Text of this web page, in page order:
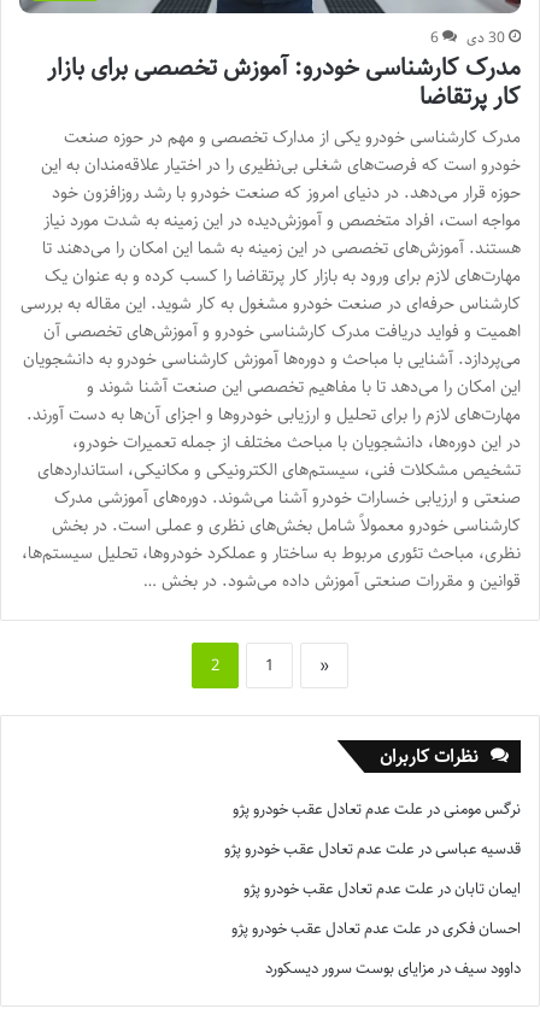
30 دی 6
مدرک کارشناسی خودرو: آموزش تخصصی برای بازار
کار پرتقاضا
مدرک کارشناسی خودرو یکی از مدارک تخصصی و مهم در حوزه صنعت
خودرو است که فرصت‌های شغلی بی‌نظیری را در اختیار علاقه‌مندان به این
حوزه قرار می‌دهد. در دنیای امروز که صنعت خودرو با رشد روزافزون خود
مواجه است، افراد متخصص و آموزش‌دیده در این زمینه به شدت مورد نیاز
هستند. آموزش‌های تخصصی در این زمینه به شما این امکان را می‌دهند تا
مهارت‌های لازم برای ورود به بازار کار پرتقاضا را کسب کرده و به عنوان یک
کارشناس حرفه‌ای در صنعت خودرو مشغول به کار شوید. این مقاله به بررسی
اهمیت و فواید دریافت مدرک کارشناسی خودرو و آموزش‌های تخصصی آن
می‌پردازد. آشنایی با مباحث و دوره‌ها آموزش کارشناسی خودرو به دانشجویان
این امکان را می‌دهد تا با مفاهیم تخصصی این صنعت آشنا شوند و
مهارت‌های لازم را برای تحلیل و ارزیابی خودروها و اجزای آن‌ها به دست آورند.
در این دوره‌ها، دانشجویان با مباحث مختلف از جمله تعمیرات خودرو،
تشخیص مشکلات فنی، سیستم‌های الکترونیکی و مکانیکی، استانداردهای
صنعتی و ارزیابی خسارات خودرو آشنا می‌شوند. دوره‌های آموزشی مدرک
کارشناسی خودرو معمولاً شامل بخش‌های نظری و عملی است. در بخش
نظری، مباحث تئوری مربوط به ساختار و عملکرد خودروها، تحلیل سیستم‌ها،
قوانین و مقررات صنعتی آموزش داده می‌شود. در بخش …
«
1
2
نظرات کاربران
نرگس مومنیدر علت عدم تعادل عقب خودرو پژو
قدسیه عباسیدر علت عدم تعادل عقب خودرو پژو
ایمان تاباندر علت عدم تعادل عقب خودرو پژو
احسان فکریدر علت عدم تعادل عقب خودرو پژو
داوود سیفدر مزایای بوست سرور دیسکورد